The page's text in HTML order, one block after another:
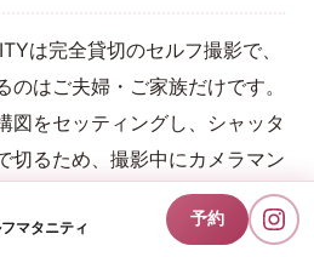
は完全貸切のセルフ撮影で、
はご夫婦・ご家族だけです。
図をセッティングし、シャッタ
切るため、撮影中にカメラマン
ポーズする緊張がないので、恥
も参加しやすい環境です。6歳
マタニティ 予約